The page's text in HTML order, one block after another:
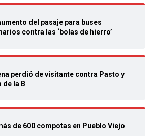
del pasaje para buses
contra las ‘bolas de hierro’
perdió de visitante contra Pasto y
de la B
de 600 compotas en Pueblo Viejo